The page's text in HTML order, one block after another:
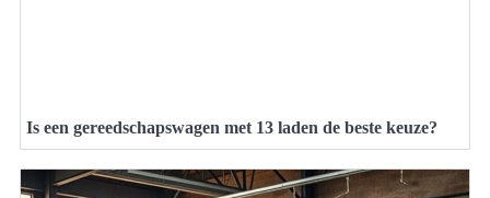
Is een gereedschapswagen met 13 laden de beste keuze?